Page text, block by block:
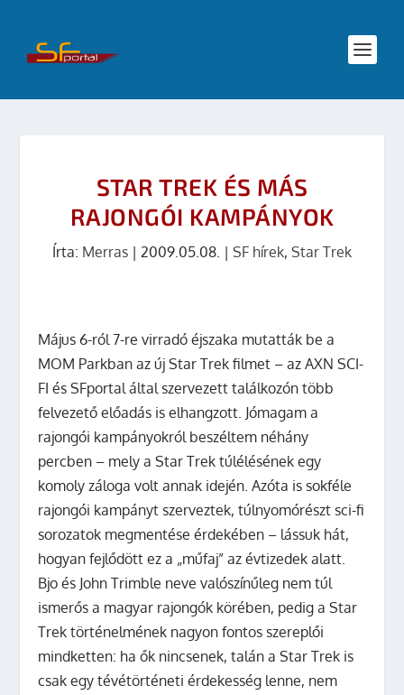
STAR TREK ÉS MÁS
RAJONGÓI KAMPÁNYOK
Írta: Merras | 2009.05.08. | SF hírek, Star Trek
Május 6-ról 7-re virradó éjszaka mutatták be a
MOM Parkban az új Star Trek filmet – az AXN SCI-
FI és SFportal által szervezett találkozón több
felvezető előadás is elhangzott. Jómagam a
rajongói kampányokról beszéltem néhány
percben – mely a Star Trek túlélésének egy
komoly záloga volt annak idején. Azóta is sokféle
rajongói kampányt szerveztek, túlnyomórészt sci-fi
sorozatok megmentése érdekében – lássuk hát,
hogyan fejlődött ez a „műfaj” az évtizedek alatt.
Bjo és John Trimble neve valószínűleg nem túl
ismerős a magyar rajongók körében, pedig a Star
Trek történelmének nagyon fontos szereplői
mindketten: ha ők nincsenek, talán a Star Trek is
csak egy tévétörténeti érdekesség lenne, nem